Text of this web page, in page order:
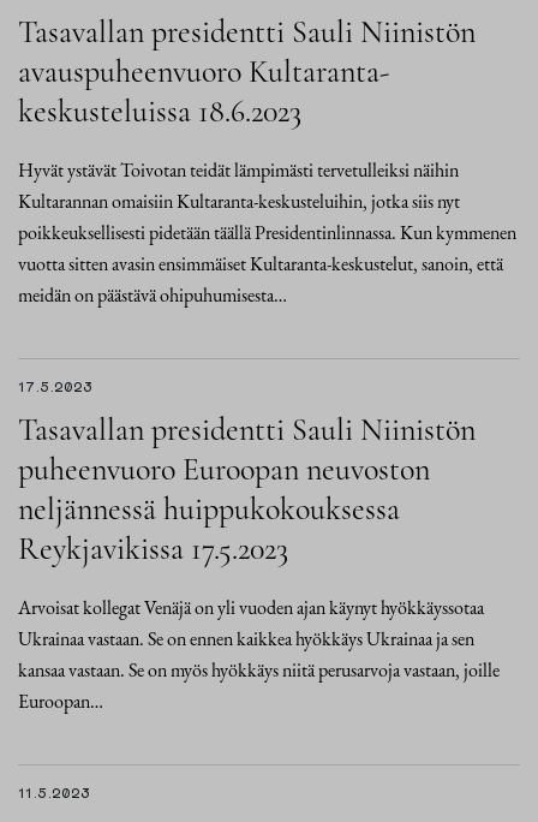
Tasavallan presidentti Sauli Niinistön
avauspuheenvuoro Kultaranta-
keskusteluissa 18.6.2023
Hyvät ystävät Toivotan teidät lämpimästi tervetulleiksi näihin
Kultarannan omaisiin Kultaranta-keskusteluihin, jotka siis nyt
poikkeuksellisesti pidetään täällä Presidentinlinnassa. Kun kymmenen
vuotta sitten avasin ensimmäiset Kultaranta-keskustelut, sanoin, että
meidän on päästävä ohipuhumisesta…
17.5.2023
Tasavallan presidentti Sauli Niinistön
puheenvuoro Euroopan neuvoston
neljännessä huippukokouksessa
Reykjavikissa 17.5.2023
Arvoisat kollegat Venäjä on yli vuoden ajan käynyt hyökkäyssotaa
Ukrainaa vastaan. Se on ennen kaikkea hyökkäys Ukrainaa ja sen
kansaa vastaan. Se on myös hyökkäys niitä perusarvoja vastaan, joille
Euroopan…
11.5.2023